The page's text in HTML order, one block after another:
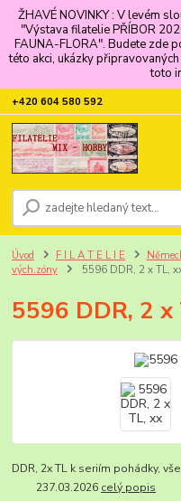
ŽHAVÉ NOVINKY : V levém
"Výstava filatelie PŘÍBOR
FAUNA-FLORA". Budete zde
této akci, ukázky
toto
+420 604 580 592
Úvod F I L A T E L I E
vých.zóny
5596 DDR, 2 x TL,
5596 DDR, 2 x
DDR, 2x TL k seriím pohádky,
237.03.2026 celý popis